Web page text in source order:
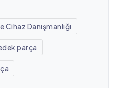
Danışmanlığı
parça